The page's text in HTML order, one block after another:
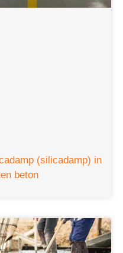
(silicadamp) in
beton